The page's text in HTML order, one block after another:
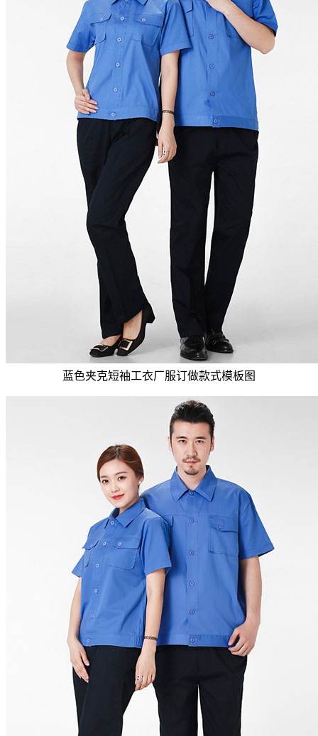
蓝色夹克短袖工衣厂服订做款式模板图